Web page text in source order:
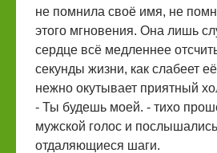
не помнила своё имя, не
этого мгновения. Она лишь
сердце всё медленнее
секунды жизни, как слабеет
нежно окутывает приятный
- Ты будешь моей. - тихо
мужской голос и
отдаляющиеся шаги.